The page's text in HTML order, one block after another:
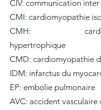
CIV: communication
CMI: cardiomyopathie
CMH:
hypertrophique
CMD: cardiomyopathie
IDM: infarctus du
EP: embolie pulmonaire
AVC: accident vasculaire